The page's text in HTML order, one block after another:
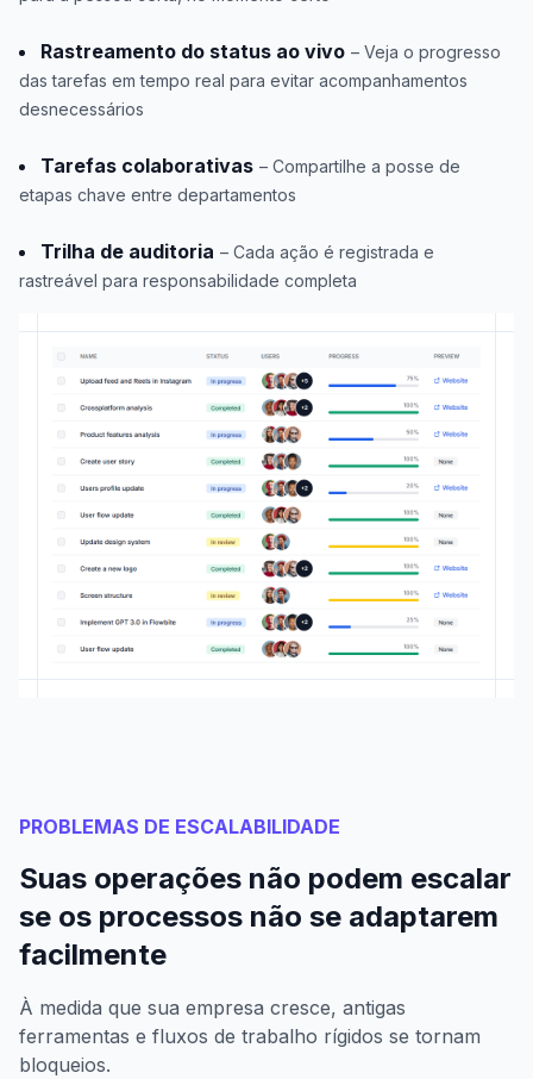
Rastreamento do status ao vivo – Veja o progresso
das tarefas em tempo real para evitar acompanhamentos
desnecessários
Tarefas colaborativas – Compartilhe a posse de
etapas chave entre departamentos
Trilha de auditoria – Cada ação é registrada e
rastreável para responsabilidade completa
PROBLEMAS DE ESCALABILIDADE
Suas operações não podem escalar
se os processos não se adaptarem
facilmente
À medida que sua empresa cresce, antigas
ferramentas e fluxos de trabalho rígidos se tornam
bloqueios.